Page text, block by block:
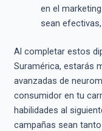
en el
sean
Al completar estos
Suramérica, estarás
avanzadas de
consumidor en tu
habilidades al
campañas sean